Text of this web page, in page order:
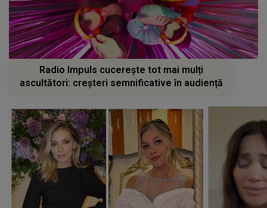
Radio Impuls cucerește tot mai mulți
ascultători: creșteri semnificative în audiență